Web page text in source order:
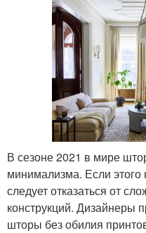
В сезоне 2021 в мире
минимализма. Если этого
следует отказаться от
конструкций. Дизайнеры
шторы без обилия